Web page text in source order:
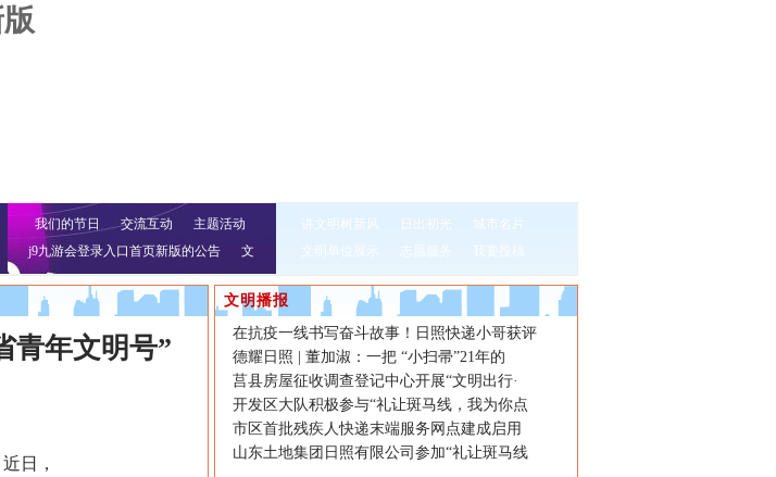
我们的节日 交流互动
主题活动
j9九游会登录入口首页新版的公告
文
明行动
讲文明树新风 日出初光
城市名片
文明单位展示
志愿服务 我要投稿
青年文明号”
近日，
文明播报
在抗疫一线书写奋斗故事！日照快递小哥获评
德耀日照 | 董加淑：一把 “小扫帚”21年的
莒县房屋征收调查登记中心开展“文明出行·
开发区大队积极参与“礼让斑马线，我为你点
市区首批残疾人快递末端服务网点建成启用
山东土地集团日照有限公司参加“礼让斑马线